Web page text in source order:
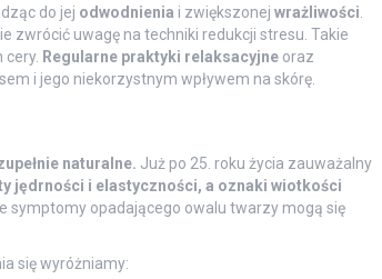
do jej odwodnienia i zwiększonej wrażliwości
zwrócić uwagę na techniki redukcji stresu. Takie
cery. Regularne praktyki relaksacyjneoraz
i jego niekorzystnym wpływem na skórę.
naturalne. Już po 25. roku życia zauważalny
jędrności i elastyczności, a oznaki wiotkości
symptomy opadającego owalu twarzy mogą się
się wyróżniamy: